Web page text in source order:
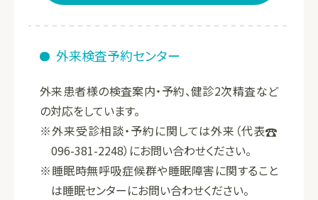
外来検査予約センター
外来患者様の検査案内・予約、健診2次精査など
の対応をしています。
※外来受診相談・予約に関しては外来（代表
096-381-2248）にお問い合わせください。
※睡眠時無呼吸症候群や睡眠障害に関すること
は睡眠センターにお問い合わせください。